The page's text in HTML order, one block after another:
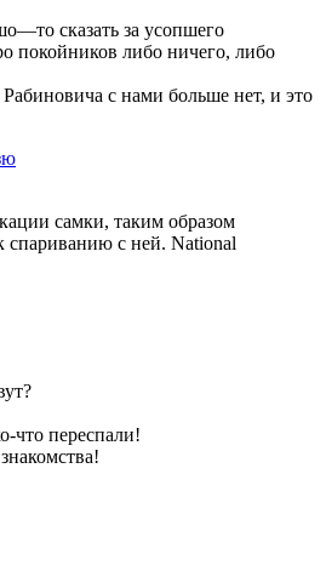
сказать за усопшего
покойников либо ничего, либо
с нами больше нет, и это
самки, таким образом
спариванию с ней. National
что переспали!